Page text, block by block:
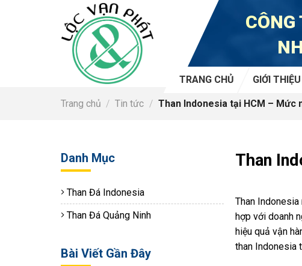
TRANG CHỦ GIỚI THIỆU
Trang chủ / Tin tức / Than Indonesia tại HCM – Mức
Danh Mục
Than Đá Indonesia
Than Đá Quảng Ninh
Bài Viết Gần Đây
Than
Than
hợp với doanh
hiệu quả vận
than Indonesia